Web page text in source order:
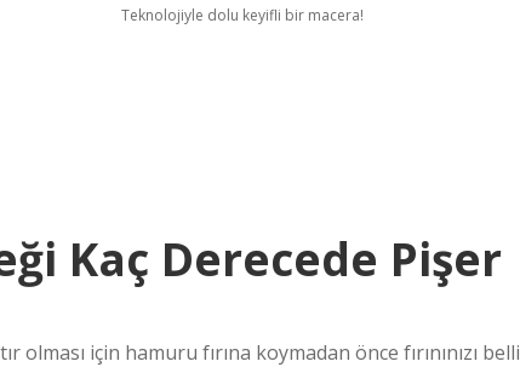
Teknolojiyle dolu keyifli bir macera!
Kaç Derecede Pişer
için hamuru fırına koymadan önce fırınınızı belli